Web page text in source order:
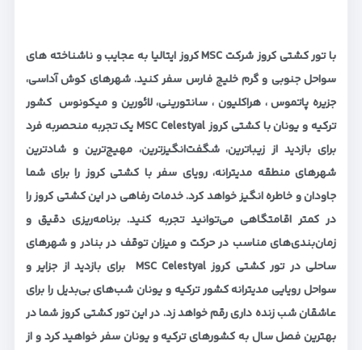
با تور کشتی کروز شرکت MSC کروز ایتالیا به عجایب و ناشناخته های
سواحل جنوبی و گرم خلیج فارس سفر کنید. شهرهای کوش آداسی،
جزیره پاتموس ، هراکلیون ، سانتورینی، لائورین و میکونوس کشور
ترکیه و یونان با کشتی‌ کروز MSC Celestyal یک تجربه منحصربه فرد
برای بازدید از زیباترین، شگفت‌انگیزترین‌، مهیج‌ترین و شادترین
شهرهای منطقه مدیترانه، رویای سفر با کشتی کروز را برای شما
جاودان و خاطره انگیز خواهد کرد. خدمات رفاهی در این کشتی کروز را
در کمتر اقامتگاهی می‌توانید تجربه کنید. برنامه‌ریزی دقیق و
زمان‌بندی‌های مناسب در حرکت و میزان توقف در بنادر و شهرهای
ساحلی در تور کشتی کروز MSC Celestyal برای بازدید از جزایر و
سواحل رویایی مدیترانه کشور ترکیه و یونان شب‌های بی‌بدیل را برای
عاشقان شب زنده داری رقم خواهد زد. در این تور کشتی کروز شما در
بهترین فصل سال به کشورهای ترکیه و یونان سفر خواهید کرد و از